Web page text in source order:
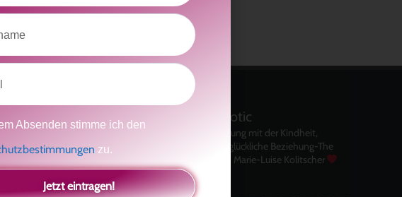
kolitscher.by.biotic
Selbstliebe, Aussöhnung mit der Kindheit,
Potenzial entfalten, glückliche Beziehung-The
Asha und Marie-Luise Kolitscher
Sisterlove
Absenden stimme ich den
zu.
Jetzt eintragen!